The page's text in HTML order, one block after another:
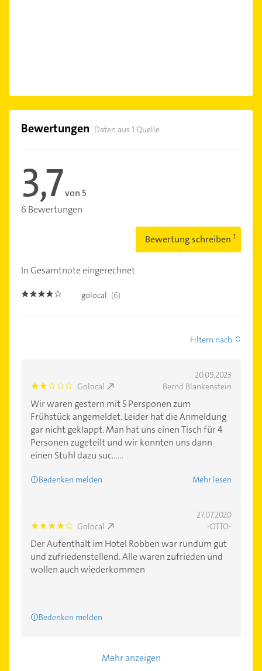
Bewertungen Daten aus 1 Quelle
3,7von 5
6 Bewertungen
Bewertung schreiben
In Gesamtnote eingerechnet
3.7 golocal (6)
Filtern nach
20.09.2023
2.0 Golocal Bernd Blankenstein
Wir waren gestern mit 5 Persponen zum
Frühstück angemeldet. Leider hat die Anmeldung
gar nicht geklappt. Man hat uns einen Tisch für 4
Personen zugeteilt und wir konnten uns dann
einen Stuhl dazu suc......
Bedenken melden Mehr lesen
27.07.2020
4.0 Golocal -OTTO-
Der Aufenthalt im Hotel Robben war rundum gut
und zufriedenstellend. Alle waren zufrieden und
wollen auch wiederkommen
Bedenken melden
Mehr anzeigen